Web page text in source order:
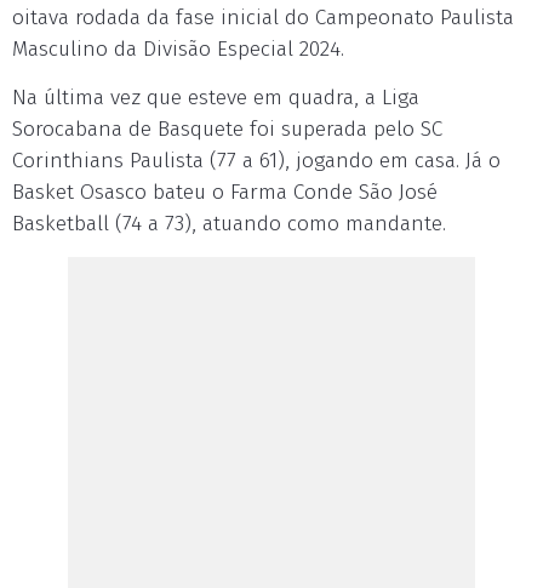
oitava rodada da fase inicial do Campeonato Paulista
Masculino da Divisão Especial 2024.
Na última vez que esteve em quadra, a Liga
Sorocabana de Basquete foi superada pelo SC
Corinthians Paulista (77 a 61), jogando em casa. Já o
Basket Osasco bateu o Farma Conde São José
Basketball (74 a 73), atuando como mandante.